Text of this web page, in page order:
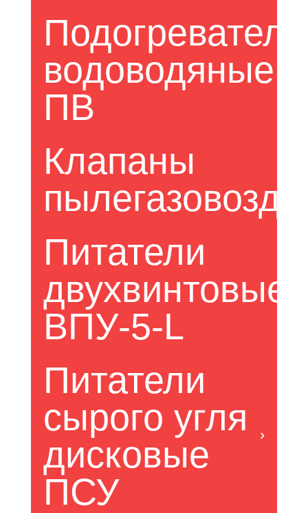
Подогреватели
водоводяные
ПВ
Клапаны
Питатели
двухвинтовые
ВПУ-5-L
Питатели
сырого угля
дисковые
ПСУ